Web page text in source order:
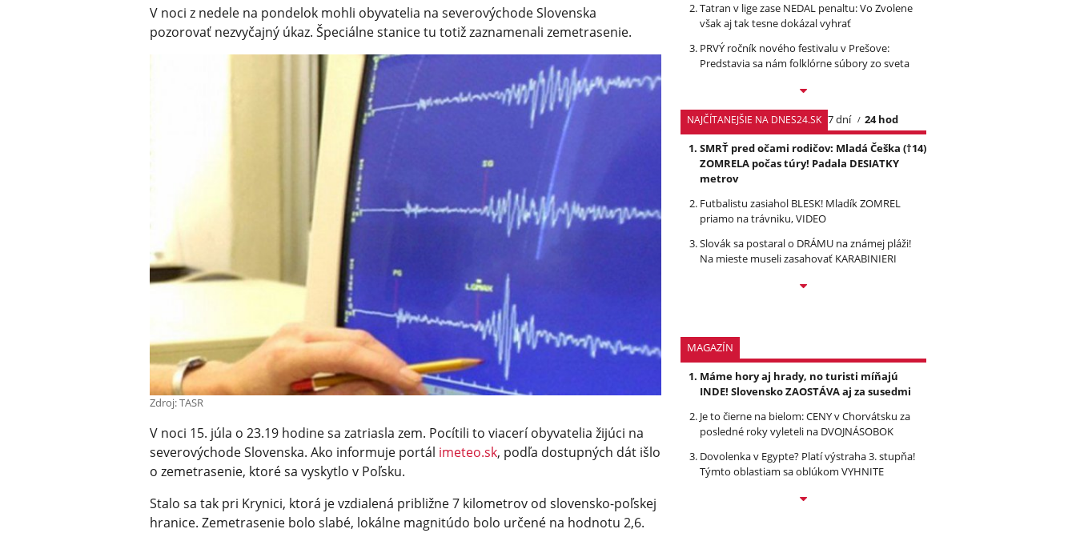
V noci z nedele na pondelok mohli obyvatelia na severovýchode Slovenska
pozorovať nezvyčajný úkaz. Špeciálne stanice tu totiž zaznamenali zemetrasenie.
Zdroj: TASR
V noci 15. júla o 23.19 hodine sa zatriasla zem. Pocítili to viacerí obyvatelia žijúci na
severovýchode Slovenska. Ako informuje portál imeteo.sk, podľa dostupných dát išlo
o zemetrasenie, ktoré sa vyskytlo v Poľsku.
Stalo sa tak pri Krynici, ktorá je vzdialená približne 7 kilometrov od slovensko-poľskej
hranice. Zemetrasenie bolo slabé, lokálne magnitúdo bolo určené na hodnotu 2,6.
Tatran v lige zase NEDAL penaltu: Vo Zvolene
však aj tak tesne dokázal vyhrať
PRVÝ ročník nového festivalu v Prešove:
Predstavia sa nám folklórne súbory zo sveta
NAJČÍTANEJŠIE NA DNES24.SK 7 dní
24 hod
SMRŤ pred očami rodičov: Mladá Češka (†14)
ZOMRELA počas túry! Padala DESIATKY
metrov
Futbalistu zasiahol BLESK! Mladík ZOMREL
priamo na trávniku, VIDEO
Slovák sa postaral o DRÁMU na známej pláži!
Na mieste museli zasahovať KARABINIERI
MAGAZÍN
Máme hory aj hrady, no turisti míňajú
INDE! Slovensko ZAOSTÁVA aj za susedmi
Je to čierne na bielom: CENY v Chorvátsku za
posledné roky vyleteli na DVOJNÁSOBOK
Dovolenka v Egypte? Platí výstraha 3. stupňa!
Týmto oblastiam sa oblúkom VYHNITE